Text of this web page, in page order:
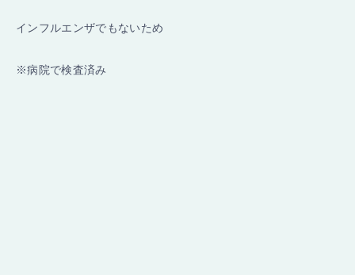
インフルエンザでもないため
※病院で検査済み